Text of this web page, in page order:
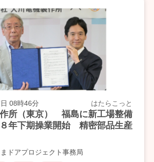
08時46分 はたらこっと
所（東京） 福島に新工場整備
年下期操業開始 精密部品生産
ドアプロジェクト事務局